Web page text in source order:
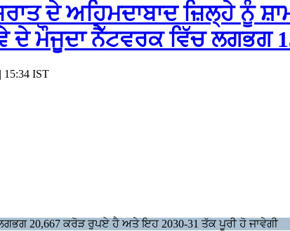
ਦੇ ਅਹਿਮਦਾਬਾਦ ਜ਼ਿਲ੍ਹੇ ਨੂੰ
ਦੇ ਮੌਜੂਦਾ ਨੈੱਟਵਰਕ ਵਿੱਚ ਲਗਭਗ
15:34 IST
20,667 ਕਰੋੜ ਰੁਪਏ ਹੈ ਅਤੇ ਇਹ 2030-31 ਤੱਕ ਪੂਰੀ ਹੋ ਜਾਵੇਗੀ